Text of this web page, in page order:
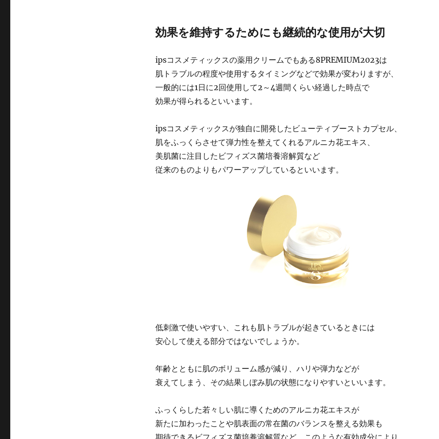
効果を維持するためにも継続的な使用が大切
ipsコスメティックスの薬用クリームでもある8PREMIUM2023は
肌トラブルの程度や使用するタイミングなどで効果が変わりますが、
一般的には1日に2回使用して2～4週間くらい経過した時点で
効果が得られるといいます。
ipsコスメティックスが独自に開発したビューティブーストカプセル、
肌をふっくらさせて弾力性を整えてくれるアルニカ花エキス、
美肌菌に注目したビフィズス菌培養溶解質など
従来のものよりもパワーアップしているといいます。
低刺激で使いやすい、これも肌トラブルが起きているときには
安心して使える部分ではないでしょうか。
年齢とともに肌のボリューム感が減り、ハリや弾力などが
衰えてしまう、その結果しぼみ肌の状態になりやすいといいます。
ふっくらした若々しい肌に導くためのアルニカ花エキスが
新たに加わったことや肌表面の常在菌のバランスを整える効果も
期待できるビフィズス菌培養溶解質など、このような有効成分により